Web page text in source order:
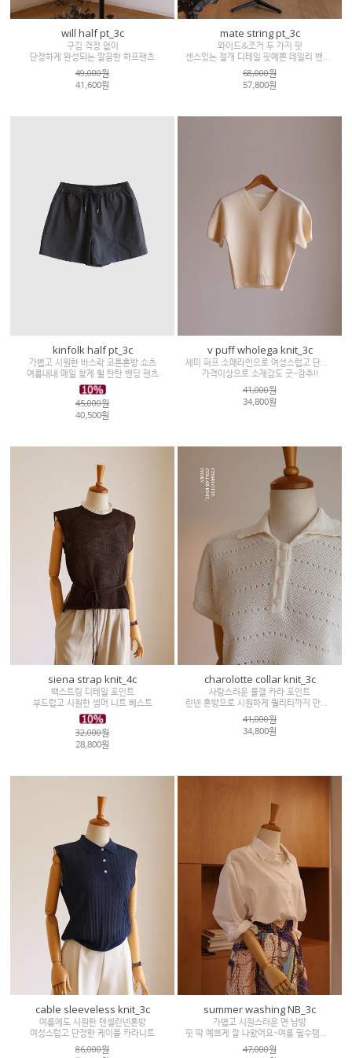
will half pt_3c
구김 걱정 없이
단정하게 완성되는 깔끔한 하프팬츠
49,000원
41,600원
mate string pt_3c
와이드&조거 두 가지 핏
센스있는 절개 디테일 핏예쁜 데일리 밴딩 팬츠
68,000원
57,800원
kinfolk half pt_3c
가볍고 시원한 바스락 코튼혼방 쇼츠
여름내내 매일 찾게 될 탄탄 밴딩 팬츠
45,000원
40,500원
v puff wholega knit_3c
가격이상으로 소재감도 굿~강추!!
41,000원
34,800원
siena strap knit_4c
백스트링 디테일 포인트
부드럽고 시원한 썸머 니트 베스트
32,000원
28,800원
charolotte collar knit_3c
사랑스러운 물결 카라 포인트
린넨 혼방으로 시원하게 퀄리티까지 만족♡
41,000원
34,800원
cable sleeveless knit_3c
여름에도 시원한 텐셀린넨혼방
여성스럽고 단정한 케이블 카라니트
86,000원
summer washing NB_3c
가볍고 시원스러운 면 남방
핏 딱 예쁘게 잘 나왔어요~여름 필수템으로 강추!!
47,000원